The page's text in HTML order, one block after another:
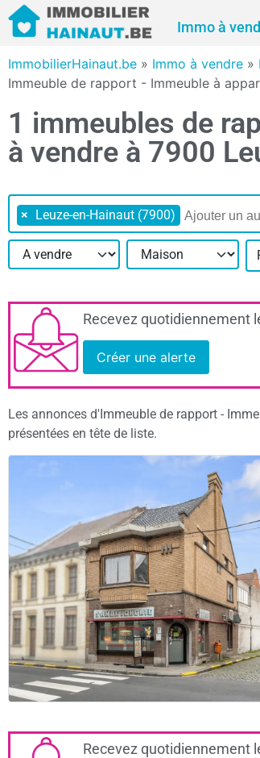
Immo à
ImmobilierHainaut.be » Immo à vendre »
Immeuble de rapport - Immeuble à
1 immeubles de
à vendre à 7900
× Leuze-en-Hainaut (7900)
Recevez quotidiennement
Créer une alerte
Les annonces d'Immeuble de rapport -
présentées en tête de liste.
Recevez quotidiennement